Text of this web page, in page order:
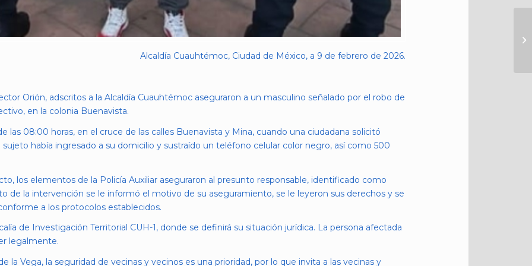
Alcaldía Cuauhtémoc, Ciudad de México, a 9 de febrero de 2026.
Orión, adscritos a la Alcaldía Cuauhtémoc aseguraron a un masculino señalado por el robo de
en la colonia Buenavista.
las 08:00 horas, en el cruce de las calles Buenavista y Mina, cuando una ciudadana solicitó
había ingresado a su domicilio y sustraído un teléfono celular color negro, así como 500
los elementos de la Policía Auxiliar aseguraron al presunto responsable, identificado como
de la intervención se le informó el motivo de su aseguramiento, se le leyeron sus derechos y se
a los protocolos establecidos.
de Investigación Territorial CUH-1, donde se definirá su situación jurídica. La persona afectada
legalmente.
la Vega, la seguridad de vecinas y vecinos es una prioridad, por lo que invita a las vecinas y